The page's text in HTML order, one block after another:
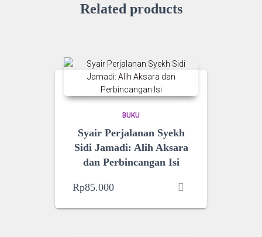
Related products
BUKU
Syair Perjalanan Syekh
Sidi Jamadi: Alih Aksara
dan Perbincangan Isi
Rp85.000